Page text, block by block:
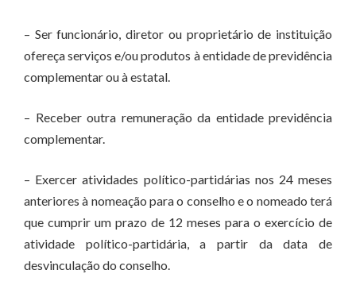
– Ser funcionário, diretor ou proprietário de instituição
ofereça serviços e/ou produtos à entidade de previdência
complementar ou à estatal.
– Receber outra remuneração da entidade previdência
complementar.
– Exercer atividades político-partidárias nos 24 meses
anteriores à nomeação para o conselho e o nomeado terá
que cumprir um prazo de 12 meses para o exercício de
atividade político-partidária, a partir da data de
desvinculação do conselho.